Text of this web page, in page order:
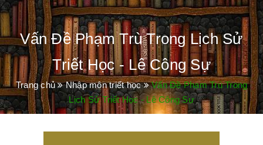
Vấn Đề Phạm Trù Trong Lịch Sử
Triết Học - Lê Công Sự
Trang chủ Nhập môn triết học
Vấn Đề Phạm Trù Trong
Lịch Sử Triết Học - Lê Công Sự